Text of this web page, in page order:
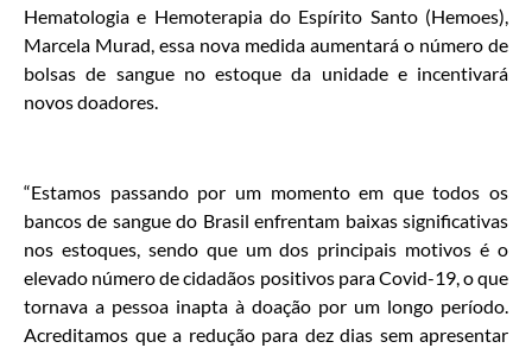
Hematologia e Hemoterapia do Espírito Santo (Hemoes),
Marcela Murad, essa nova medida aumentará o número de
bolsas de sangue no estoque da unidade e incentivará
novos doadores.
“Estamos passando por um momento em que todos os
bancos de sangue do Brasil enfrentam baixas significativas
nos estoques, sendo que um dos principais motivos é o
elevado número de cidadãos positivos para Covid-19, o que
tornava a pessoa inapta à doação por um longo período.
Acreditamos que a redução para dez dias sem apresentar